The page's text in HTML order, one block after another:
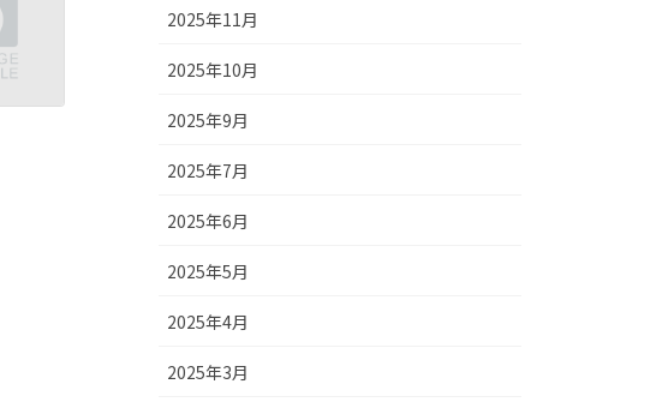
2025年11月
2025年10月
2025年9月
2025年7月
2025年6月
2025年5月
2025年4月
2025年3月